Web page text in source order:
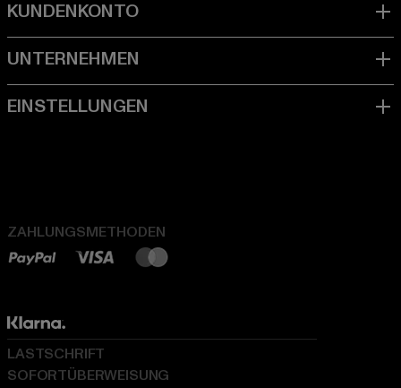
ZAHLUNGSMETHODEN
LASTSCHRIFT
SOFORTÜBERWEISUNG